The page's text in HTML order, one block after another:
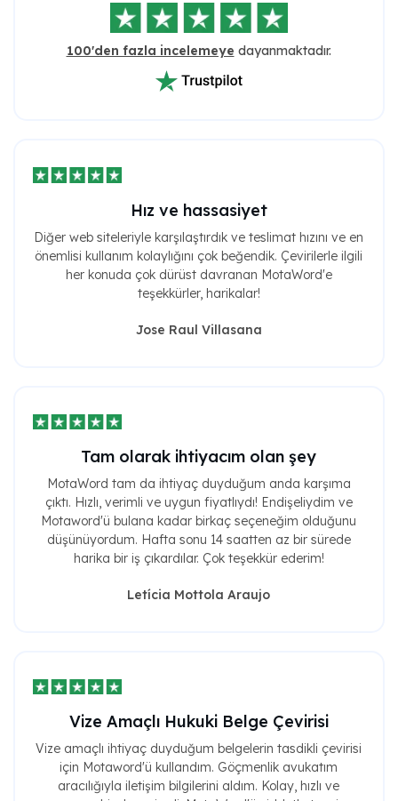
100'den fazla incelemeye dayanmaktadır.
Hız ve hassasiyet
Diğer web siteleriyle karşılaştırdık ve teslimat hızını ve en
önemlisi kullanım kolaylığını çok beğendik. Çevirilerle ilgili
her konuda çok dürüst davranan MotaWord'e
teşekkürler, harikalar!
Jose Raul Villasana
Tam olarak ihtiyacım olan şey
MotaWord tam da ihtiyaç duyduğum anda karşıma
çıktı. Hızlı, verimli ve uygun fiyatlıydı! Endişeliydim ve
Motaword'ü bulana kadar birkaç seçeneğim olduğunu
düşünüyordum. Hafta sonu 14 saatten az bir sürede
harika bir iş çıkardılar. Çok teşekkür ederim!
Letícia Mottola Araujo
Vize Amaçlı Hukuki Belge Çevirisi
Vize amaçlı ihtiyaç duyduğum belgelerin tasdikli çevirisi
için Motaword'ü kullandım. Göçmenlik avukatım
aracılığıyla iletişim bilgilerini aldım. Kolay, hızlı ve